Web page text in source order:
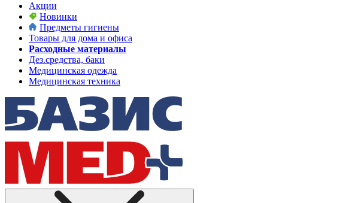
Акции
Новинки
Предметы гигиены
Товары для дома и офиса
Расходные материалы
Дез.средства, баки
Медицинская одежда
Медицинская техника